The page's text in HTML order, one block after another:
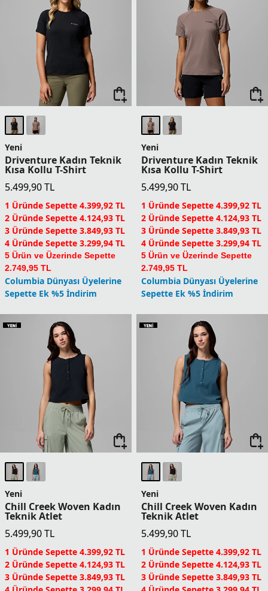
Yeni Renk
Wild Springs Kadın
Teknik Kısa Kollu T-Shirt
UPF,Serin Tutma
4.399,90 TL
1 Üründe Sepette 3.519,92 TL
2 Üründe Sepette 3.299,93 TL
3 Üründe Sepette 3.079,93 TL
4 Üründe Sepette 2.639,94 TL
5 Ürün ve Üzerinde Sepette
Columbia Dünyası Üyelerine
Sepette Ek %5 İndirim
Yeni
Shadowcaster Kapüşonlu
Kadın Teknik Uzun Kollu
T-Shirt
10.499,90 TL
1 Üründe Sepette 8.399,92 TL
2 Üründe Sepette 7.874,93 TL
3 Üründe Sepette 7.349,93 TL
4 Üründe Sepette 6.299,94 TL
5 Ürün ve Üzerinde Sepette
5.249,95 TL
Columbia Dünyası Üyelerine
Sepette Ek %5 İndirim
Yeni
Stealth Spring
Kapüşonlu Kadın Teknik
Uzun Kollu T-Shirt
5.699,90 TL
1 Üründe Sepette 4.559,92 TL
2 Üründe Sepette 4.274,93 TL
3 Üründe Sepette 3.989,93 TL
4 Üründe Sepette 3.419,94 TL
Yeni
Diamond Peak Pro Kadın
Teknik Kısa Kollu T-Shirt
7.199,90 TL
1 Üründe Sepette 5.759,92 TL
2 Üründe Sepette 5.399,93 TL
3 Üründe Sepette 5.039,93 TL
4 Üründe Sepette 4.319,94 TL